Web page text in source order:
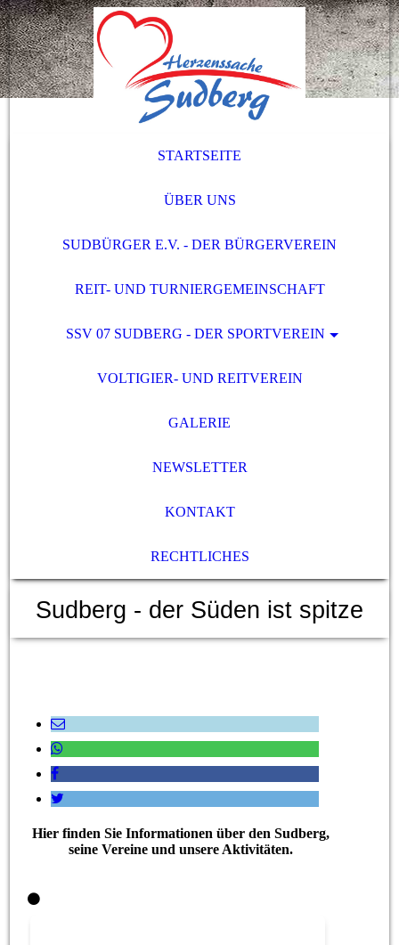
STARTSEITE
ÜBER UNS
SUDBÜRGER E.V. - DER BÜRGERVEREIN
REIT- UND TURNIERGEMEINSCHAFT
SSV 07 SUDBERG - DER SPORTVEREIN
VOLTIGIER- UND REITVEREIN
GALERIE
NEWSLETTER
KONTAKT
RECHTLICHES
Sudberg - der Süden ist spitze
Hier finden Sie Informationen über den Sudberg,
seine Vereine und unsere Aktivitäten.